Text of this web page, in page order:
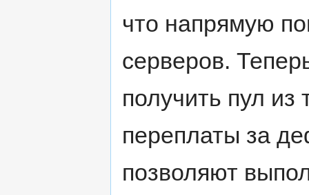
что напрямую
серверов.
получить пул
переплаты за
позволяют